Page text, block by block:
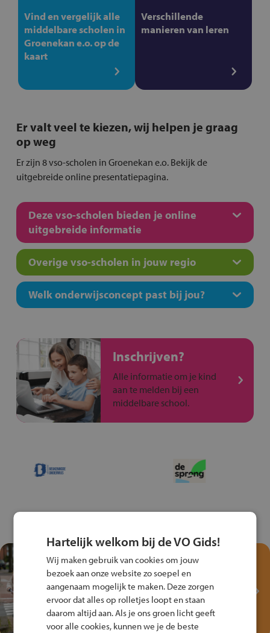
Vind en vergelijk alle
middelbare scholen in
Groenekan e.o. op de
kaart
Verschillende
manieren van leren
Er valt veel te kiezen, wij helpen je graag
op weg
Er zijn 8 vso-scholen in Groenekan e.o. Bekijk de
uitgebreide online presentatiepagina.
Deze vso-scholen bieden je online
uitgebreide informatie
Overige vso-scholen in jouw regio
Welk onderwijsconcept past bij jou?
Inschrijven?
Alle informatie om je kind
aan te melden bij een
middelbare school.
Test je kennis met het
Fiets Veilig
Verkeersspel!
Speel het Fiets Veilig Verkeersspel
en win een Cortina-fiets!
Hartelijk welkom bij de VO Gids!
Wij maken gebruik van cookies om jouw
bezoek aan onze website zo soepel en
aangenaam mogelijk te maken. Deze zorgen
ervoor dat alles op rolletjes loopt en staan
daarom altijd aan. Als je ons groen licht geeft
voor alle cookies, kunnen we je de beste